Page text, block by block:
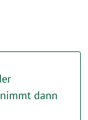
dann